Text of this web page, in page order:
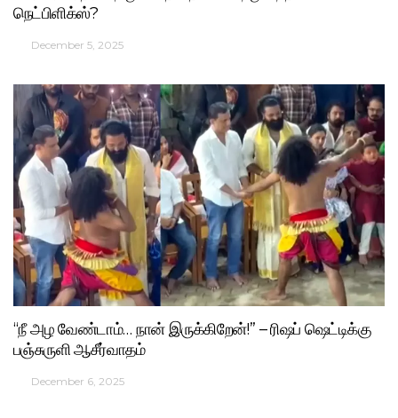
நெட்பிளிக்ஸ்?
December 5, 2025
“நீ அழ வேண்டாம்… நான் இருக்கிறேன்!” – ரிஷப் ஷெட்டிக்கு
பஞ்சுருளி ஆசீர்வாதம்
December 6, 2025